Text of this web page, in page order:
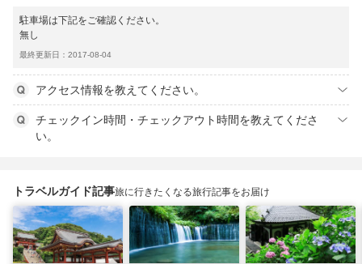
駐車場は下記をご確認ください。
無し
最終更新日：2017-08-04
アクセス情報を教えてください。
チェックイン時間・チェックアウト時間を教えてくださ
い。
トラベルガイド記事旅に行きたくなる旅行記事をお届け